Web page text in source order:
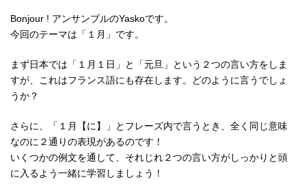
Bonjour ! アンサンブルのYaskoです。
今回のテーマは「１月」です。
まず日本では「１月１日」と「元旦」という２つの言い方をしま
すが、これはフランス語にも存在します。どのように言うでしょ
うか？
さらに、「１月【に】」とフレーズ内で言うとき、全く同じ意味
なのに２通りの表現があるのです！
いくつかの例文を通して、それじれ２つの言い方がしっかりと頭
に入るよう一緒に学習しましょう！